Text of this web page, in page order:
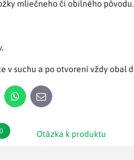
mliečneho či obilného pôvodu.
v suchu a po otvorení vždy
WhatsApp
E-
mail
0 Otázka k produktu